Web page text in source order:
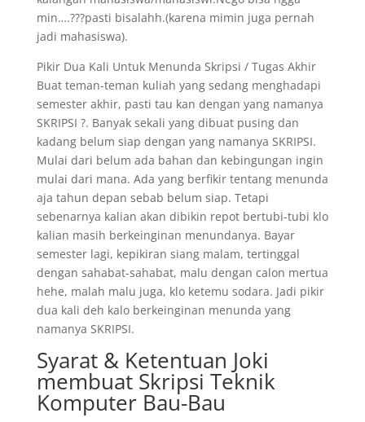
min….???pasti bisalahh.(karena mimin juga pernah
jadi mahasiswa).
Pikir Dua Kali Untuk Menunda Skripsi / Tugas Akhir
Buat teman-teman kuliah yang sedang menghadapi
semester akhir, pasti tau kan dengan yang namanya
SKRIPSI ?. Banyak sekali yang dibuat pusing dan
kadang belum siap dengan yang namanya SKRIPSI.
Mulai dari belum ada bahan dan kebingungan ingin
mulai dari mana. Ada yang berfikir tentang menunda
aja tahun depan sebab belum siap. Tetapi
sebenarnya kalian akan dibikin repot bertubi-tubi klo
kalian masih berkeinginan menundanya. Bayar
semester lagi, kepikiran siang malam, tertinggal
dengan sahabat-sahabat, malu dengan calon mertua
hehe, malah malu juga, klo ketemu sodara. Jadi pikir
dua kali deh kalo berkeinginan menunda yang
namanya SKRIPSI.
Syarat & Ketentuan Joki
membuat Skripsi Teknik
Komputer Bau-Bau